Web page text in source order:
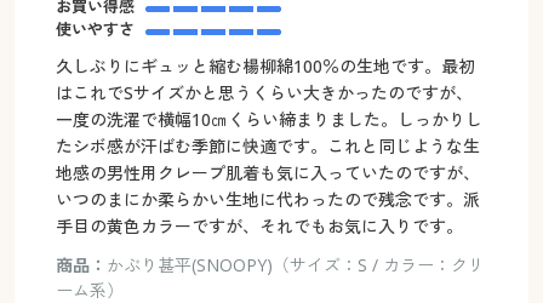
お買い得感
使いやすさ
久しぶりにギュッと縮む楊柳綿100％の生地です。最初
はこれでSサイズかと思うくらい大きかったのですが、
一度の洗濯で横幅10㎝くらい締まりました。しっかりし
たシボ感が汗ばむ季節に快適です。これと同じような生
地感の男性用クレープ肌着も気に入っていたのですが、
いつのまにか柔らかい生地に代わったので残念です。派
手目の黄色カラーですが、それでもお気に入りです。
商品： かぶり甚平(SNOOPY)（サイズ：S / カラー：クリ
ーム系）